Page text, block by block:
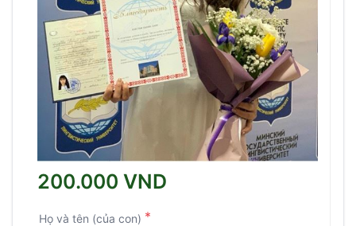
200.000 VND
Họ và tên (của con) *